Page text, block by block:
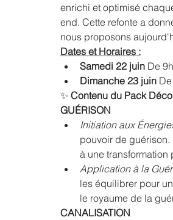
enrichi et optimisé
end. Cette refonte a
nous proposons
Dates et Horaires :
Samedi 22 juin De
Dimanche 23 juin
✨ Contenu du Pack
GUÉRISON
Initiation aux
pouvoir de
à une transformation
Application à la
les équilibrer pour
le royaume de la
CANALISATION